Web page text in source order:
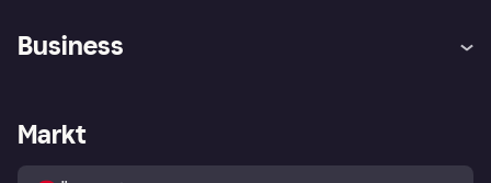
Shops entdecken
Business
Händlerportal
Markt